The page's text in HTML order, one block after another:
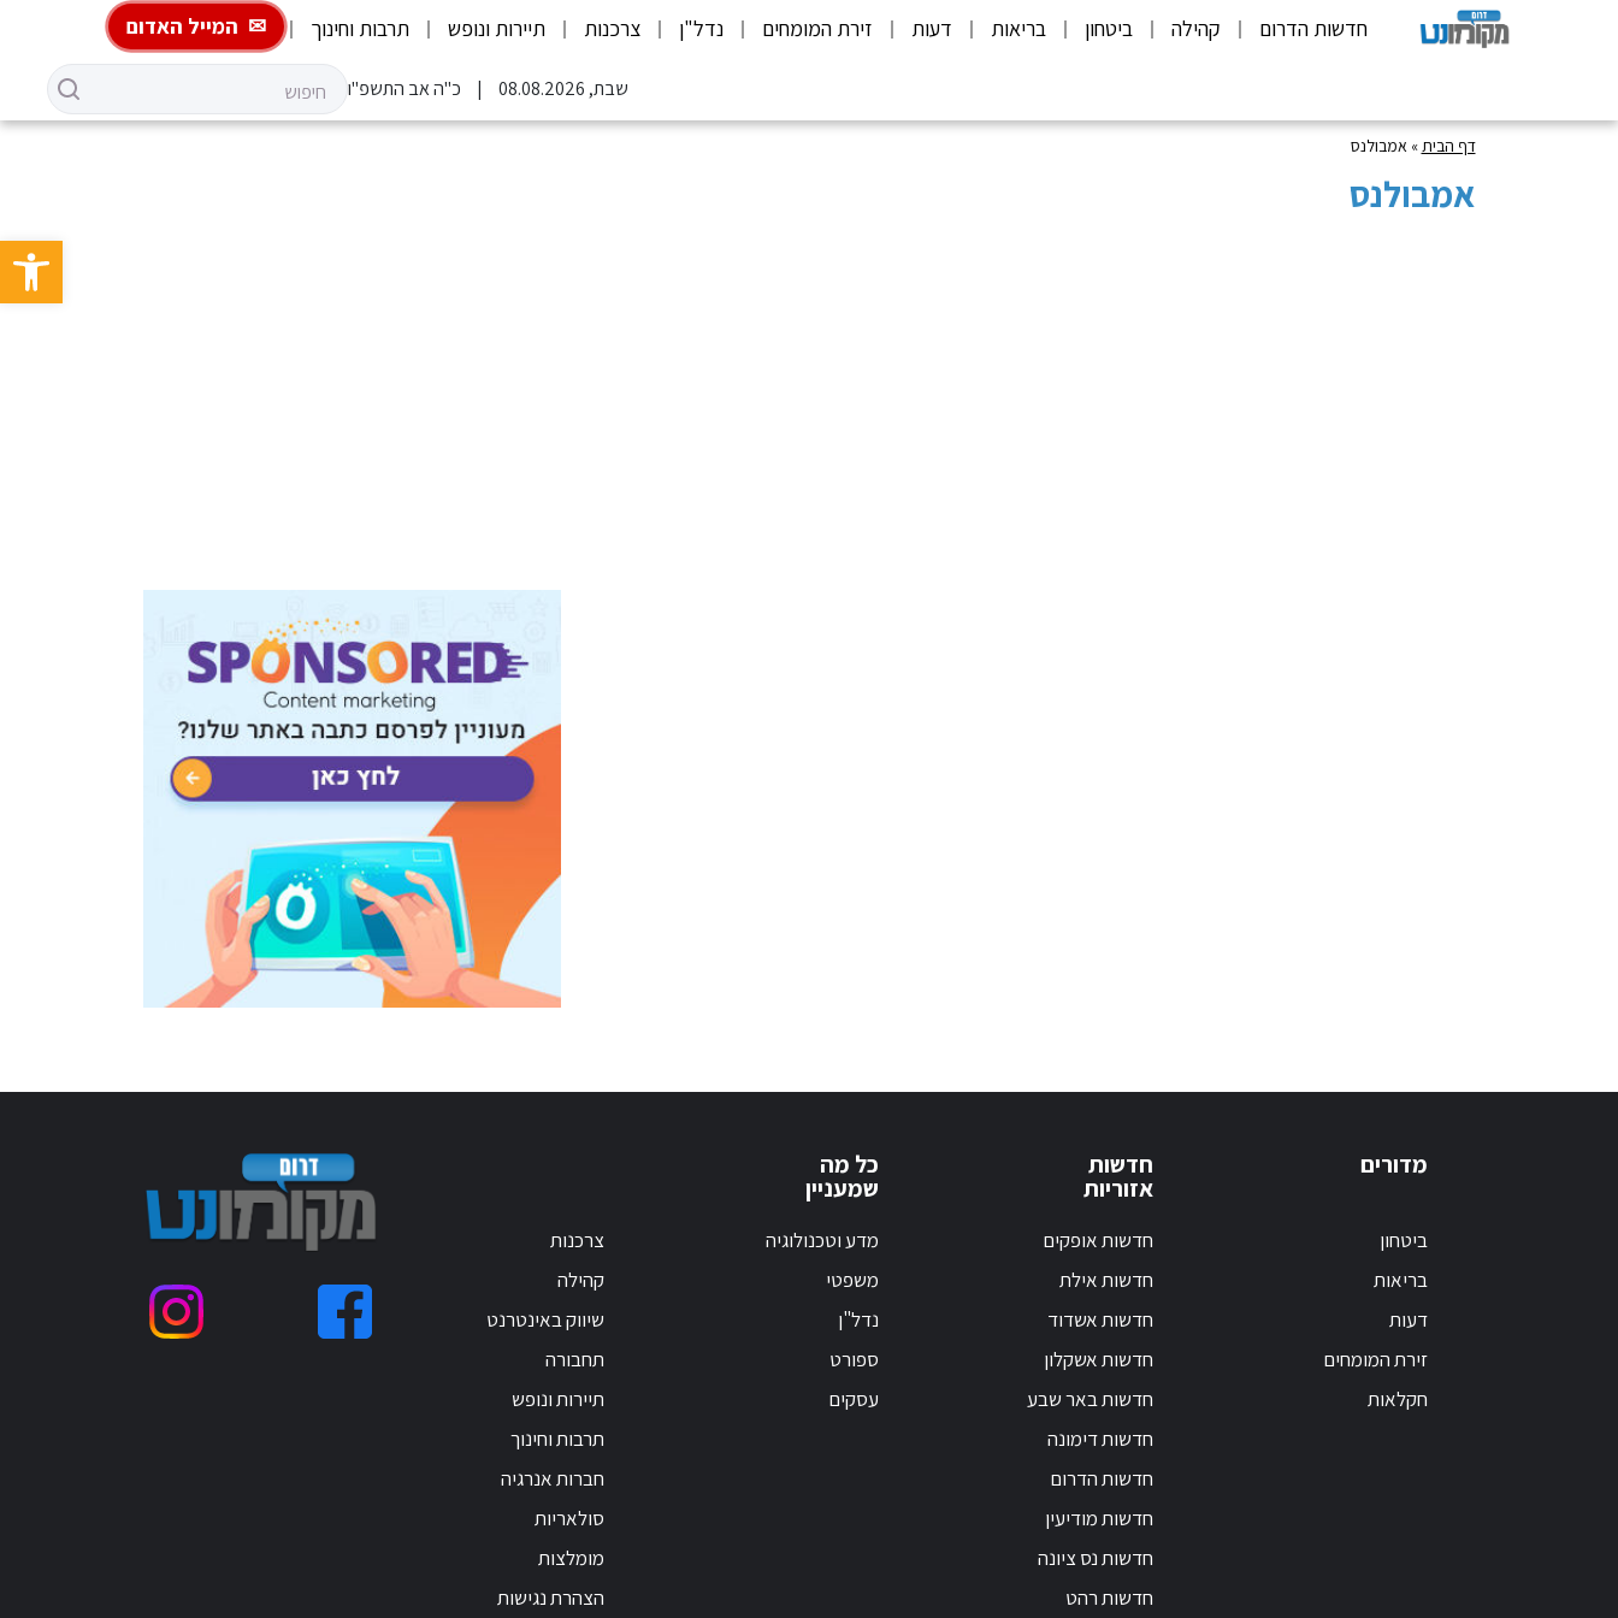
פתח
חדשות הדרום קהילה ביטחון בריאות דעות זירת המומחים נדל"ן צרכנות תיירות ונופש תרבות וחינוך המייל האדום
שבת, 08.08.2026 כ"ה אב התשפ"ו
דף הבית» אמבולנס
אמבולנס
מדורים
ביטחון
בריאות
דעות
זירת המומחים
חקלאות
חדשות
אזוריות
חדשות אופקים
חדשות אילת
חדשות אשדוד
חדשות אשקלון
חדשות באר שבע
חדשות דימונה
חדשות הדרום
חדשות מודיעין
חדשות נס ציונה
חדשות רהט
כל מה
שמעניין
מדע וטכנולוגיה
משפטי
נדל"ן
ספורט
עסקים
צרכנות
קהילה
שיווק באינטרנט
תחבורה
תיירות ונופש
תרבות וחינוך
חברות אנרגיה
סולאריות
מומלצות
הצהרת נגישות